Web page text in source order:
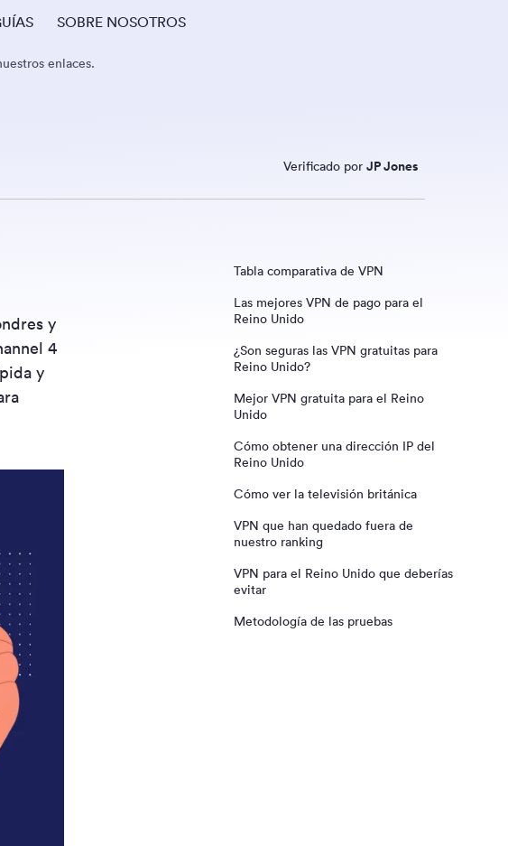
SOBRE NOSOTROS
enlaces.
Verificado por JP Jones
y
4
y
Tabla comparativa de VPN
Las mejores VPN de pago para el
Reino Unido
NordVPN
Surfshark
¿Son seguras las VPN gratuitas para
Reino Unido?
Mejor VPN gratuita para el Reino
Unido
Windscribe
Cómo obtener una dirección IP del
Reino Unido
Cómo ver la televisión británica
VPN que han quedado fuera de
nuestro ranking
VPN para el Reino Unido que deberías
evitar
Metodología de las pruebas